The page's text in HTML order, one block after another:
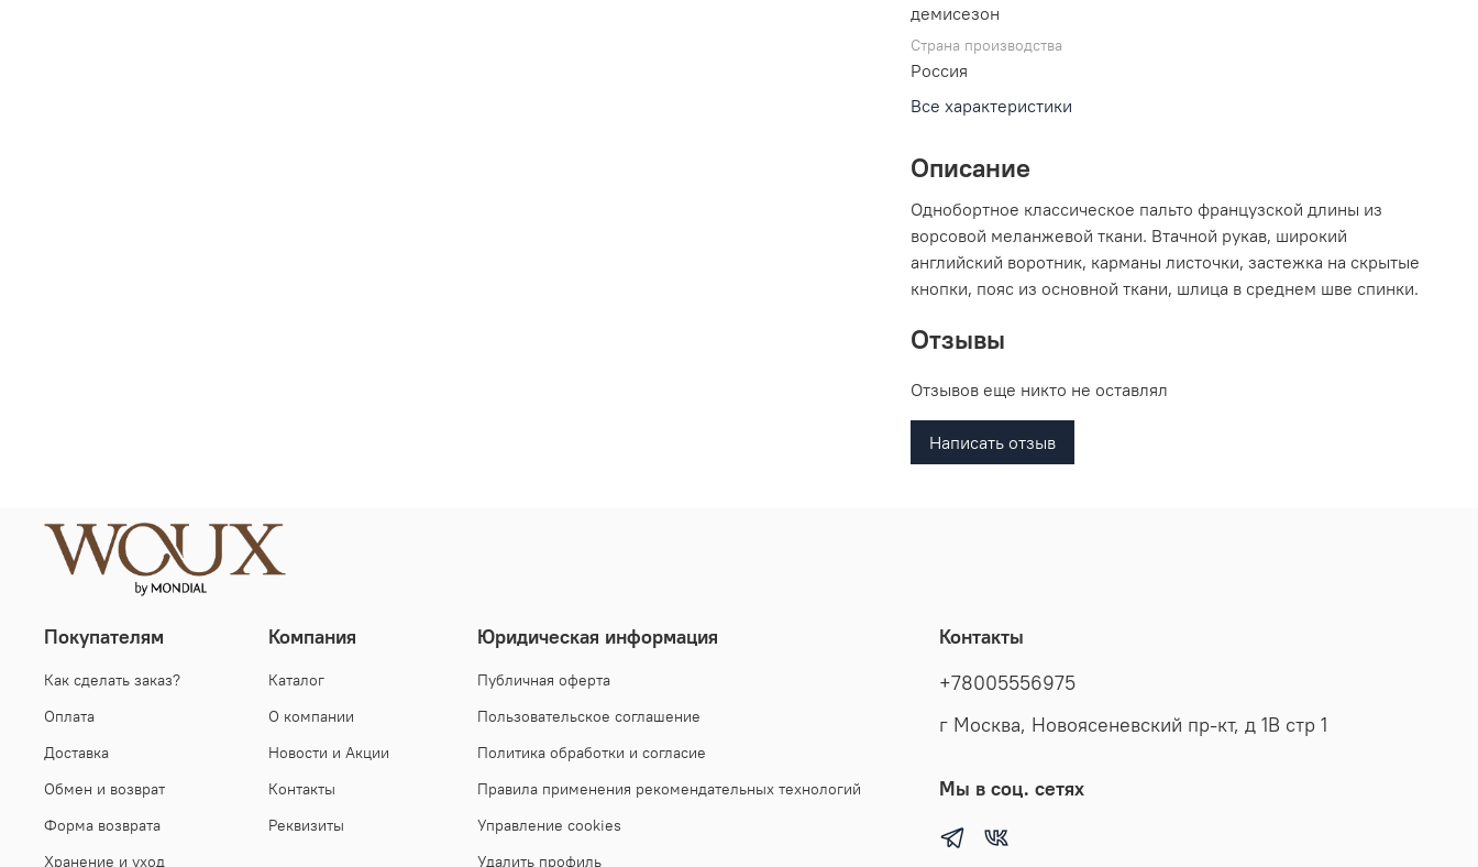
демисезон
Страна производства
Россия
Все характеристики
Описание
Однобортное классическое пальто французской длины из
ворсовой меланжевой ткани. Втачной рукав, широкий
английский воротник, карманы листочки, застежка на скрытые
кнопки, пояс из основной ткани, шлица в среднем шве спинки.
Отзывы
Отзывов еще никто не оставлял
Написать отзыв
Покупателям
Как сделать заказ?
Оплата
Доставка
Обмен и возврат
Форма возврата
Хранение и уход
Компания
Каталог
О компании
Новости и Акции
Контакты
Реквизиты
Юридическая информация
Публичная оферта
Пользовательское соглашение
Политика обработки и согласие
Правила применения рекомендательных технологий
Управление cookies
Удалить профиль
Контакты
+78005556975
г Москва, Новоясеневский пр-кт, д 1В стр 1
Мы в соц. сетях